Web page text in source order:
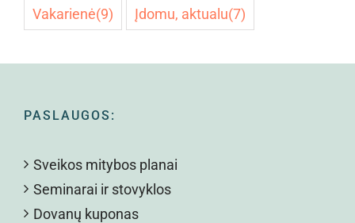
Vakarienė(9) Įdomu, aktualu(7)
PASLAUGOS:
Sveikos mitybos planai
Seminarai ir stovyklos
Dovanų kuponas